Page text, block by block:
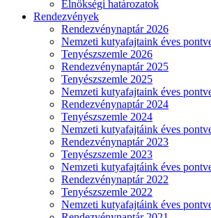
Elnökségi határozatok
Rendezvények
Rendezvénynaptár 2026
Nemzeti kutyafajtaink éves
Tenyészszemle 2026
Rendezvénynaptár 2025
Tenyészszemle 2025
Nemzeti kutyafajtaink éves
Rendezvénynaptár 2024
Tenyészszemle 2024
Nemzeti kutyafajtáink éves
Rendezvénynaptár 2023
Tenyészszemle 2023
Nemzeti kutyafajtáink éves
Rendezvénynaptár 2022
Tenyészszemle 2022
Nemzeti kutyafajtáink éves